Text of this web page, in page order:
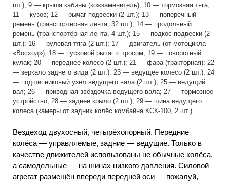
шт.); 9 — крыша кабины (кожзаменитель); 10 — тормозная тяга;
11 — кузов; 12 — рычаг подвески (2 шт.); 13 — поперечный
ремень (транспортёрная лента, 32 шт.); 14 — продольный
ремень (транспортёрная лента, 4 шт.); 15 — подкос подвески (2
шт.); 16 — рулевая тяга (2 шт.); 17 — двигатель (от мотоцикла
«Восход»); 18 — пусковой рычаг с тросом; 19 — поворотный
кулак; 20 — переднее колесо (2 шт.); 21 — фара (тракторная); 22
— зеркало заднего вида (2 шт.); 23 — ведущее колесо (2 шт.); 24
— подшипниковый узел ведущего вала (2 шт.); 25 — ведущий
вал; 26 — приводная звёздочка ведущего вала; 27 — тормозное
устройство; 28 — заднее крыло (2 шт.); 29 — шина ведущего
колеса (камеры от задних колёс комбайна КСК-100, 2 шт.)
Вездеход двухосный, четырёхопорный. Передние
колёса — управляемые, задние — ведущие. Только в
качестве движителей использованы не обычные колёса,
а самодельные — на шинах низкого давления. Силовой
агрегат размещён впереди передней оси — пожалуй,